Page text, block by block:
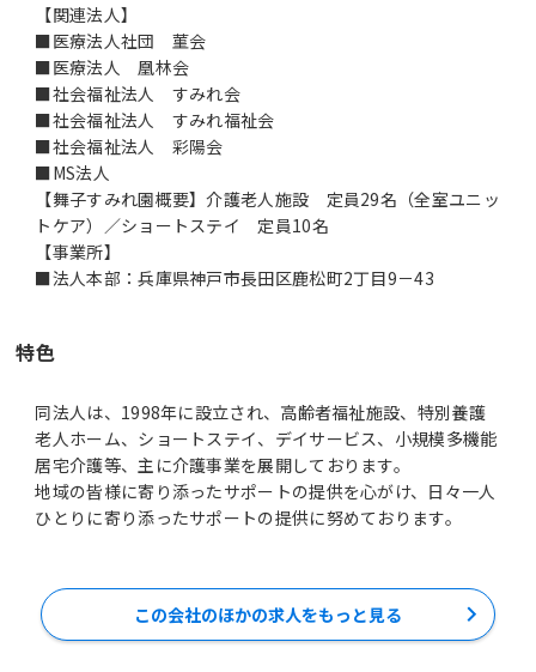
【関連法人】
■医療法人社団 菫会
■医療法人 凰林会
■社会福祉法人 すみれ会
■社会福祉法人 すみれ福祉会
■社会福祉法人 彩陽会
■MS法人
【舞子すみれ園概要】介護老人施設 定員29名（全室ユニッ
トケア）／ショートステイ 定員10名
【事業所】
■法人本部：兵庫県神戸市長田区鹿松町2丁目9－43
特色
同法人は、1998年に設立され、高齢者福祉施設、特別養護
老人ホーム、ショートステイ、デイサービス、小規模多機能
居宅介護等、主に介護事業を展開しております。
地域の皆様に寄り添ったサポートの提供を心がけ、日々一人
ひとりに寄り添ったサポートの提供に努めております。
この会社のほかの求人をもっと見る